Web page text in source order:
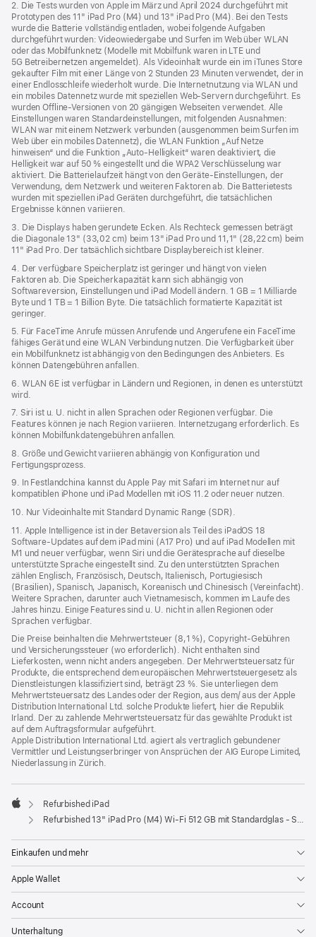
2. Die Tests wurden von Apple im März und April 2024 durchgeführt mit
Prototypen des 11" iPad Pro (M4) und 13" iPad Pro (M4). Bei den Tests
wurde die Batterie vollständig entladen, wobei folgende Aufgaben
durchgeführt wurden: Videowiedergabe und Surfen im Web über WLAN
oder das Mobilfunknetz (Modelle mit Mobilfunk waren in LTE und
5G Betreibernetzen angemeldet). Als Videoinhalt wurde ein im iTunes Store
gekaufter Film mit einer Länge von 2 Stunden 23 Minuten verwendet, der in
einer Endlosschleife wiederholt wurde. Die Internetnutzung via WLAN und
ein mobiles Datennetz wurde mit speziellen Web-Servern durchgeführt. Es
wurden Offline-Versionen von 20 gängigen Webseiten verwendet. Alle
Einstellungen waren Standard­einstellungen, mit folgenden Ausnahmen:
WLAN war mit einem Netzwerk verbunden (ausgenommen beim Surfen im
Web über ein mobiles Datennetz), die WLAN Funktion „Auf Netze
hinweisen“ und die Funktion „Auto-Helligkeit“ waren deaktiviert, die
Helligkeit war auf 50 % eingestellt und die WPA2 Verschlüsselung war
aktiviert. Die Batterielaufzeit hängt von den Geräte-Einstellungen, der
Verwendung, dem Netzwerk und weiteren Faktoren ab. Die Batterietests
wurden mit speziellen iPad Geräten durchgeführt, die tatsächlichen
Ergebnisse können variieren.
3. Die Displays haben gerundete Ecken. Als Rechteck gemessen beträgt
die Diagonale 13" (33,02 cm) beim 13" iPad Pro und 11,1" (28,22 cm) beim
11" iPad Pro. Der tatsächlich sichtbare Displaybereich ist kleiner.
4. Der verfügbare Speicherplatz ist geringer und hängt von vielen
Faktoren ab. Die Speicherkapazität kann sich abhängig von
Softwareversion, Einstellungen und iPad Modell ändern. 1 GB = 1 Milliarde
Byte und 1 TB = 1 Billion Byte. Die tatsächlich formatierte Kapazität ist
geringer.
5. Für FaceTime Anrufe müssen Anrufende und Angerufene ein FaceTime
fähiges Gerät und eine WLAN Verbindung nutzen. Die Verfügbarkeit über
ein Mobilfunknetz ist abhängig von den Bedingungen des Anbieters. Es
können Datengebühren anfallen.
6. WLAN 6E ist verfügbar in Ländern und Regionen, in denen es unterstützt
wird.
7. Siri ist u. U. nicht in allen Sprachen oder Regionen verfügbar. Die
Features können je nach Region variieren. Internetzugang erforderlich. Es
können Mobilfunkdaten­gebühren anfallen.
8. Größe und Gewicht variieren abhängig von Konfiguration und
Fertigungsprozess.
9. In Festlandchina kannst du Apple Pay mit Safari im Internet nur auf
kompatiblen iPhone und iPad Modellen mit iOS 11.2 oder neuer nutzen.
10. Nur Videoinhalte mit Standard Dynamic Range (SDR).
11. Apple Intelligence ist in der Betaversion als Teil des iPadOS 18
Software-Updates auf dem iPad mini (A17 Pro) und auf iPad Modellen mit
M1 und neuer verfügbar, wenn Siri und die Gerätesprache auf dieselbe
unterstützte Sprache eingestellt sind. Zu den unterstützten Sprachen
zählen Englisch, Französisch, Deutsch, Italienisch, Portugiesisch
(Brasilien), Spanisch, Japanisch, Koreanisch und Chinesisch (Vereinfacht).
Weitere Sprachen, darunter auch Vietnamesisch, kommen im Laufe des
Jahres hinzu. Einige Features sind u. U. nicht in allen Regionen oder
Sprachen verfügbar.
Die Preise beinhalten die Mehrwertsteuer (8,1 %), Copyright-Gebühren
und Versicherungssteuer (wo erforderlich). Nicht enthalten sind
Lieferkosten, wenn nicht anders angegeben. Der Mehrwertsteuersatz für
Produkte, die entsprechend dem europäischen Mehrwertsteuergesetz als
Dienstleistungen klassifiziert sind, beträgt 23 %. Sie unterliegen dem
Mehrwertsteuersatz des Landes oder der Region, aus dem/ aus der Apple
Distribution International Ltd. solche Produkte liefert, hier die Republik
Irland. Der zu zahlende Mehrwertsteuersatz für das gewählte Produkt ist
auf dem Auftragsformular aufgeführt.
Apple Distribution International Ltd. agiert als vertraglich gebundener
Vermittler und Leistungserbringer von Ansprüchen der AIG Europe Limited,
Niederlassung in Zürich.
Apple
Refurbished iPad
Refurbished 13" iPad Pro (M4) Wi‑Fi 512 GB mit Standardglas - Silber
Einkaufen und mehr
Apple Wallet
Account
Unterhaltung